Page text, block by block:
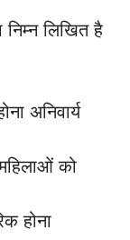
निम्न लिखित है
अनिवार्य
को
होना